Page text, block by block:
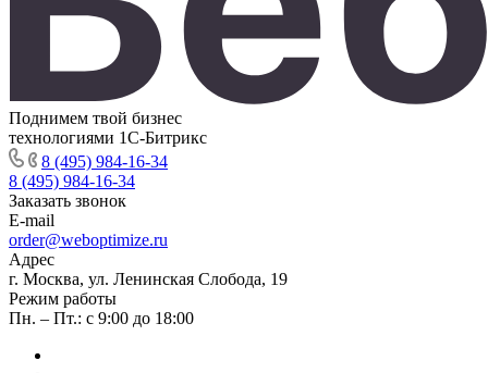
Поднимем твой бизнес
технологиями 1С-Битрикс
8 (495) 984-16-34
8 (495) 984-16-34
Заказать звонок
E-mail
order@weboptimize.ru
Адрес
г. Москва, ул. Ленинская Слобода, 19
Режим работы
Пн. – Пт.: с 9:00 до 18:00